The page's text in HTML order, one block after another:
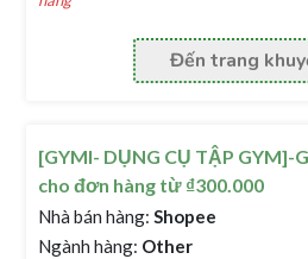
Đến trang
[GYMI- DỤNG CỤ TẬP GYM]-
cho đơn hàng từ ₫300.000
Nhà bán hàng: Shopee
Ngành hàng: Other